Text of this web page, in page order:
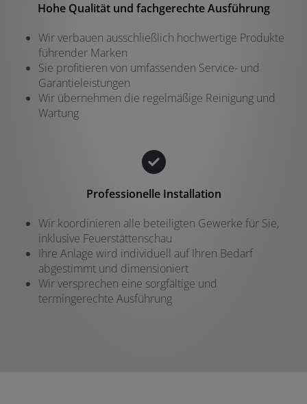
Hohe Qualität und fachgerechte Ausführung
Wir verbauen ausschließlich hochwertige Produkte
führender Marken
Sie profitieren von umfassenden Service- und
Garantieleistungen
Wir übernehmen die regelmäßige Reinigung und
Wartung
Professionelle Installation
Wir koordinieren alle beteiligten Gewerke für Sie,
inklusive Feuerstättenschau
Ihre Anlage wird individuell auf Ihren Bedarf
abgestimmt und dimensioniert
Wir versprechen eine sorgfältige und
termingerechte Ausführung